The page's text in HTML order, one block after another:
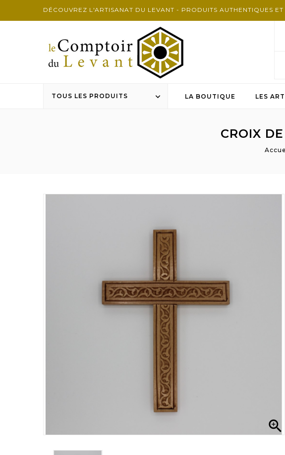
DÉCOUVREZ L'ARTISANAT DU LEVANT - PRODUITS AUTHENTIQUES

TOUS LES PRODUITS LA BOUTIQUE LES
CROIX
